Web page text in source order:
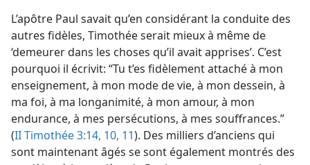
L’apôtre Paul savait qu’en considérant la conduite des
autres fidèles, Timothée serait mieux à même de
‘demeurer dans les choses qu’il avait apprises’. C’est
pourquoi il écrivit: “Tu t’es fidèlement attaché à mon
enseignement, à mon mode de vie, à mon dessein, à
ma foi, à ma longanimité, à mon amour, à mon
endurance, à mes persécutions, à mes souffrances.”
(II Timothée 3:14, 10, 11). Des milliers d’anciens qui
sont maintenant âgés se sont également montrés des